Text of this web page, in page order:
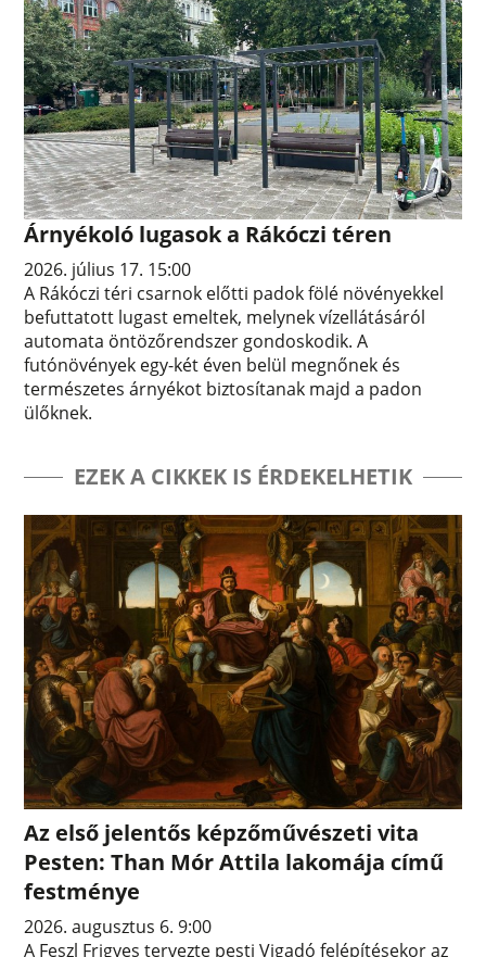
Árnyékoló lugasok a Rákóczi téren
2026. július 17. 15:00
A Rákóczi téri csarnok előtti padok fölé növényekkel
befuttatott lugast emeltek, melynek vízellátásáról
automata öntözőrendszer gondoskodik. A
futónövények egy-két éven belül megnőnek és
természetes árnyékot biztosítanak majd a padon
ülőknek.
EZEK A CIKKEK IS ÉRDEKELHETIK
Az első jelentős képzőművészeti vita
Pesten: Than Mór Attila lakomája című
festménye
2026. augusztus 6. 9:00
A Feszl Frigyes tervezte pesti Vigadó felépítésekor az